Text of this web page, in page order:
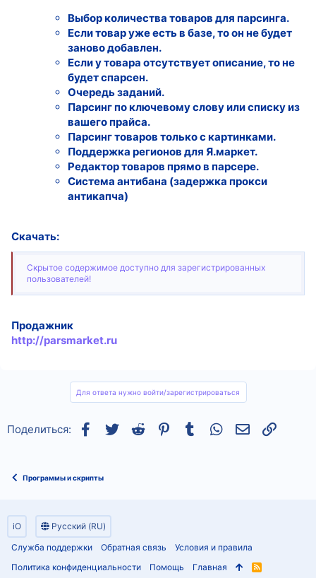
Выбор количества товаров для парсинга.
Если товар уже есть в базе, то он не будет
заново добавлен.
Если у товара отсутствует описание, то не
будет спарсен.
Очередь заданий.
Парсинг по ключевому слову или списку из
вашего прайса.
Парсинг товаров только с картинками.
Поддержка регионов для Я.маркет.
Редактор товаров прямо в парсере.
Система антибана (задержка прокси
антикапча)
Скачать:
Скрытое содержимое доступно для зарегистрированных
пользователей!
Продажник
http://parsmarket.ru
Для ответа нужно войти/зарегистрироваться
Поделиться: Facebook
TwitterReddit Pinterest
Tumblr WhatsAppСсылка
Программы и скрипты
iO
Русский (RU)
Служба поддержки
Обратная связь
Условия и правила
Политика конфиденциальности
Помощь Главная
R